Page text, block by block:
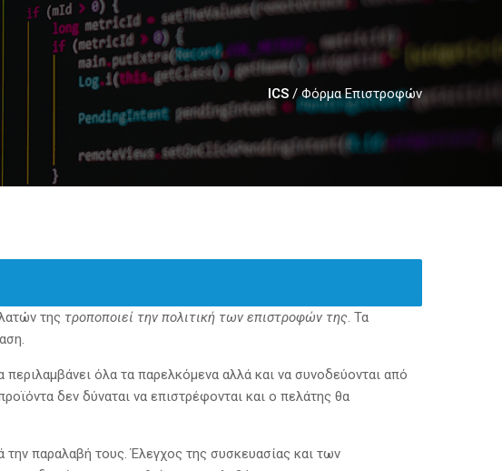
ICS/Φόρμα Επιστροφών
της τροποποιεί την πολιτική των επιστροφών της. Τα
όλα τα παρελκόμενα αλλά και να συνοδεύονται από
δεν δύναται να επιστρέφονται και ο πελάτης θα
την παραλαβή τους. Έλεγχος της συσκευασίας και των